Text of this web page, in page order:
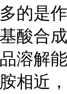
的是
酸合
溶解
相近